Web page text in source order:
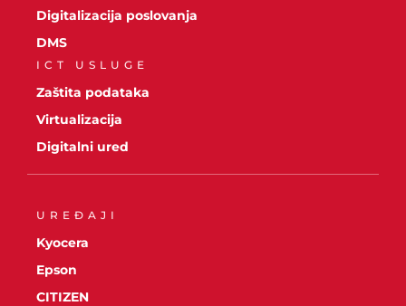
Digitalizacija poslovanja
DMS
ICT USLUGE
Zaštita podataka
Virtualizacija
Digitalni ured
UREĐAJI
Kyocera
Epson
CITIZEN